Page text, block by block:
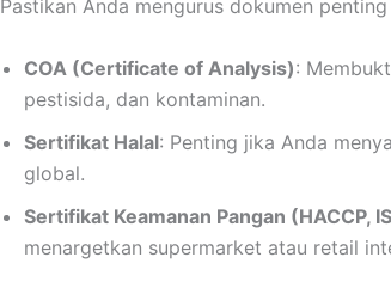
Pastikan Anda mengurus dokumen
COA (Certificate of Analysis):
pestisida, dan kontaminan.
Sertifikat Halal: Penting jika Anda
global.
Sertifikat Keamanan Pangan (HACCP,
menargetkan supermarket atau retail